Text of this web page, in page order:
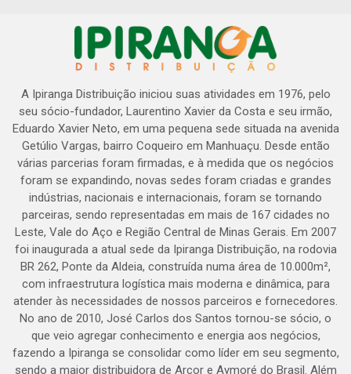
A Ipiranga Distribuição iniciou suas atividades em 1976, pelo
seu sócio-fundador, Laurentino Xavier da Costa e seu irmão,
Eduardo Xavier Neto, em uma pequena sede situada na avenida
Getúlio Vargas, bairro Coqueiro em Manhuaçu. Desde então
várias parcerias foram firmadas, e à medida que os negócios
foram se expandindo, novas sedes foram criadas e grandes
indústrias, nacionais e internacionais, foram se tornando
parceiras, sendo representadas em mais de 167 cidades no
Leste, Vale do Aço e Região Central de Minas Gerais. Em 2007
foi inaugurada a atual sede da Ipiranga Distribuição, na rodovia
BR 262, Ponte da Aldeia, construída numa área de 10.000m²,
com infraestrutura logística mais moderna e dinâmica, para
atender às necessidades de nossos parceiros e fornecedores.
No ano de 2010, José Carlos dos Santos tornou-se sócio, o
que veio agregar conhecimento e energia aos negócios,
fazendo a Ipiranga se consolidar como líder em seu segmento,
sendo a maior distribuidora de Arcor e Aymoré do Brasil. Além